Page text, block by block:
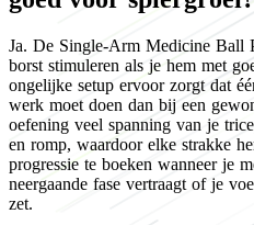
Ja. De Single-Arm Medicine Ball
borst stimuleren als je hem met
ongelijke setup ervoor zorgt dat
werk moet doen dan bij een
oefening veel spanning van je
en romp, waardoor elke strakke
progressie te boeken wanneer je
neergaande fase vertraagt of je
zet.